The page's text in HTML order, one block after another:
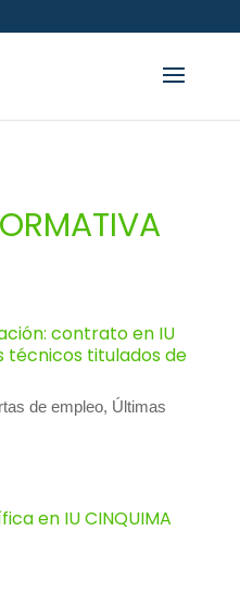
contrato en IU
técnicos titulados de
de empleo, Últimas
en IU CINQUIMA